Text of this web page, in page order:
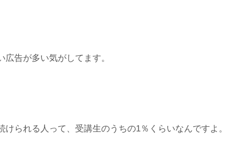
告が多い気がしてます。
られる人って、受講生のうちの1％くらいなんですよ。